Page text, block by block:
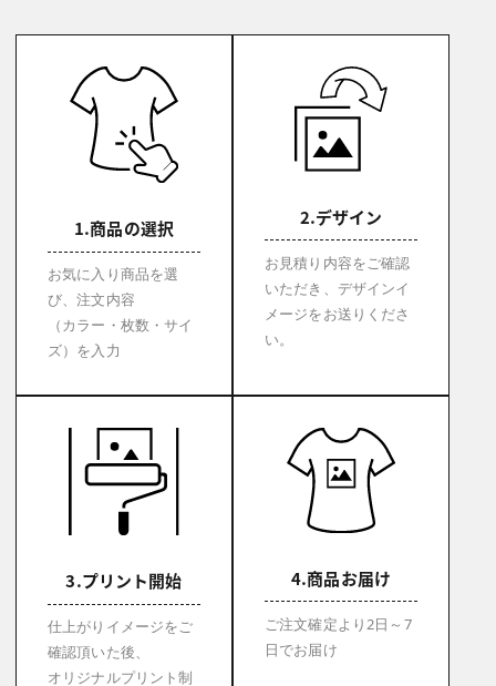
1.商品の選択
お気に入り商品を選
び、注文内容
（カラー・枚数・サイ
ズ）を入力
2.デザイン
お見積り内容をご確認
いただき、デザインイ
メージをお送りくださ
い。
3.プリント開始
仕上がりイメージをご
確認頂いた後、
オリジナルプリント制
4.商品お届け
ご注文確定より2日～7
日でお届け